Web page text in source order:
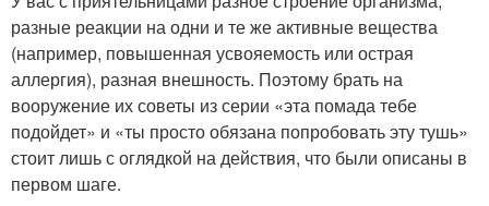
разные реакции на одни и те же активные вещества
(например, повышенная усвояемость или острая
аллергия), разная внешность. Поэтому брать на
вооружение их советы из серии «эта помада тебе
подойдет» и «ты просто обязана попробовать эту тушь»
стоит лишь с оглядкой на действия, что были описаны в
первом шаге.